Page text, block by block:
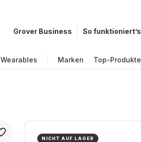
Grover Business So funktioniert’s
Wearables Marken Top-Produkte
NICHT AUF LAGER